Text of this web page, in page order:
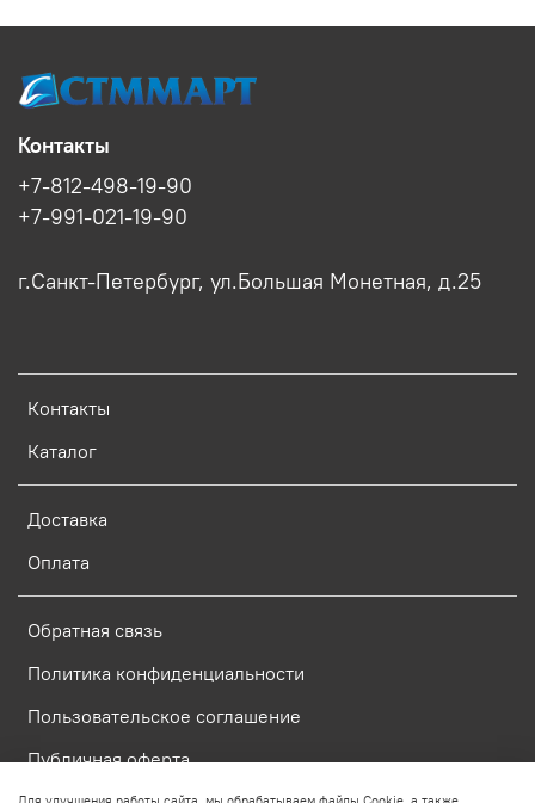
Контакты
Каталог
Доставка
Оплата
Обратная связь
Политика конфиденциальности
Пользовательское соглашение
Публичная оферта
Контакты
+7-812-498-19-90
+7-991-021-19-90
г.Санкт-Петербург, ул.Большая Монетная, д.25